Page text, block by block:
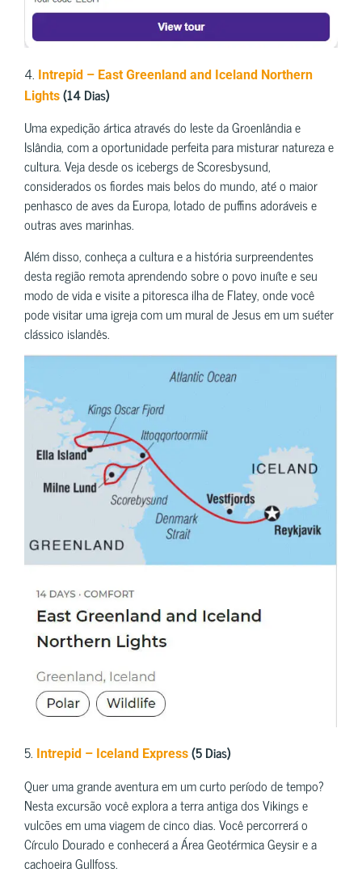
4. Intrepid – East Greenland and Iceland Northern
Lights (14 Dias)
Uma expedição ártica através do leste da Groenlândia e
Islândia, com a oportunidade perfeita para misturar natureza e
cultura. Veja desde os icebergs de Scoresbysund,
considerados os fiordes mais belos do mundo, até o maior
penhasco de aves da Europa, lotado de puffins adoráveis e
outras aves marinhas.
Além disso, conheça a cultura e a história surpreendentes
desta região remota aprendendo sobre o povo inuíte e seu
modo de vida e visite a pitoresca ilha de Flatey, onde você
pode visitar uma igreja com um mural de Jesus em um suéter
clássico islandês.
5. Intrepid – Iceland Express (5 Dias)
Quer uma grande aventura em um curto período de tempo?
Nesta excursão você explora a terra antiga dos Vikings e
vulcões em uma viagem de cinco dias. Você percorrerá o
Círculo Dourado e conhecerá a Área Geotérmica Geysir e a
cachoeira Gullfoss.